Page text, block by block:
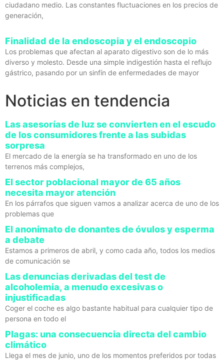
ciudadano medio. Las constantes fluctuaciones en los precios de
generación,
Finalidad de la endoscopia y el endoscopio
Los problemas que afectan al aparato digestivo son de lo más
diverso y molesto. Desde una simple indigestión hasta el reflujo
gástrico, pasando por un sinfín de enfermedades de mayor
Noticias en tendencia
Las asesorías de luz se convierten en el escudo
de los consumidores frente a las subidas
sorpresa
El mercado de la energía se ha transformado en uno de los
terrenos más complejos,
El sector poblacional mayor de 65 años
necesita mayor atención
En los párrafos que siguen vamos a analizar acerca de uno de los
problemas que
El anonimato de donantes de óvulos y esperma
a debate
Estamos a primeros de abril, y como cada año, todos los medios
de comunicación se
Las denuncias derivadas del test de
alcoholemia, a menudo excesivas o
injustificadas
Coger el coche es algo bastante habitual para cualquier tipo de
persona en todo el
Plagas: una consecuencia directa del cambio
climático
Llega el mes de junio, uno de los momentos preferidos por todas